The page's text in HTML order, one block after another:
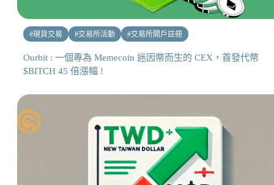
#現貨交易 #交易所活動 #交易所開戶註冊
Ourbit : 一個專為 Memecoin 迷因幣而生的 CEX，首發代幣
$BITCH 45 倍漲幅 !